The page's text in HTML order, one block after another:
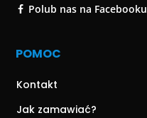
Polub nas na Facebooku
POMOC
Kontakt
Jak zamawiać?